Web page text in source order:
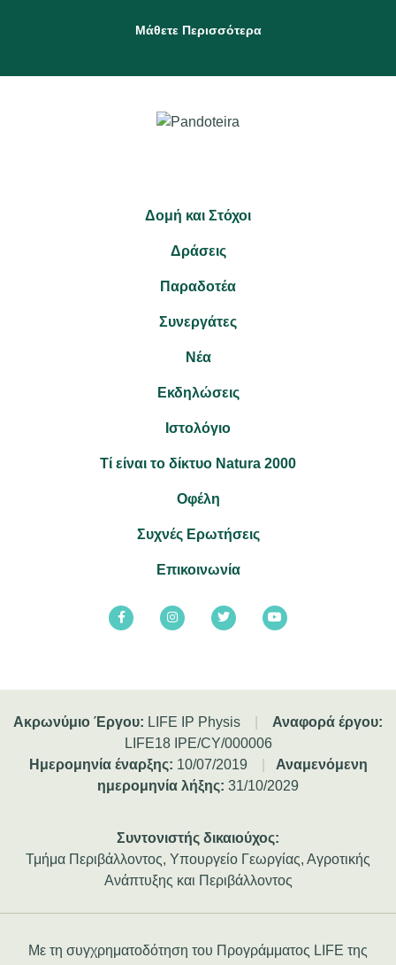
Μάθετε Περισσότερα
Δομή και Στόχοι
Δράσεις
Παραδοτέα
Συνεργάτες
Νέα
Εκδηλώσεις
Ιστολόγιο
Τί είναι το δίκτυο Natura 2000
Οφέλη
Συχνές Ερωτήσεις
Επικοινωνία
Ακρωνύμιο Έργου: LIFE IP Physis
Αναφορά έργου:
LIFE18 IPE/CY/000006
Ημερομηνία έναρξης: 10/07/2019
Αναμενόμενη
ημερομηνία λήξης: 31/10/2029
Συντονιστής δικαιούχος:
Τμήμα Περιβάλλοντος, Υπουργείο Γεωργίας, Αγροτικής
Ανάπτυξης και Περιβάλλοντος
Με τη συγχρηματοδότηση του Προγράμματος LIFE της